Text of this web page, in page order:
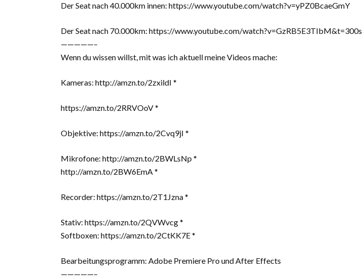
Der Seat nach 40.000km innen: https://www.youtube.com/watch?v=yPZ0BcaeGmY
Der Seat nach 70.000km: https://www.youtube.com/watch?v=GzRB5E3TIbM&t=300s
—————–
Wenn du wissen willst, mit was ich aktuell meine Videos mache:
Kameras: http://amzn.to/2zxildI *
https://amzn.to/2RRVOoV *
Objektive: https://amzn.to/2Cvq9jI *
Mikrofone: http://amzn.to/2BWLsNp *
http://amzn.to/2BW6EmA *
Recorder: https://amzn.to/2T1Jzna *
Stativ: https://amzn.to/2QVWvcg *
Softboxen: https://amzn.to/2CtKK7E *
Bearbeitungsprogramm: Adobe Premiere Pro und After Effects
—————–